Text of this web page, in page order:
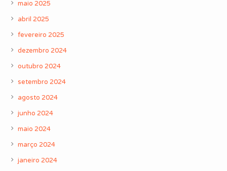
maio 2025
abril 2025
fevereiro 2025
dezembro 2024
outubro 2024
setembro 2024
agosto 2024
junho 2024
maio 2024
março 2024
janeiro 2024